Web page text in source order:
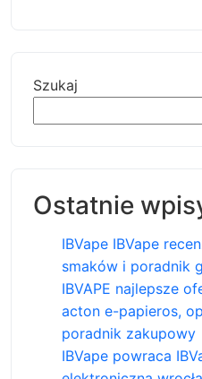
Szukaj
Ostatnie
IBVape IBVape
smaków i poradnik
IBVAPE najlepsze
acton e-papieros,
poradnik zakupowy
IBVape powraca